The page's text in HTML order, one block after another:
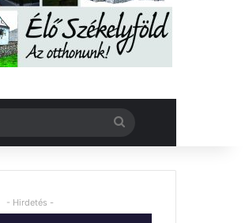
Keresés:
- Hirdetés -